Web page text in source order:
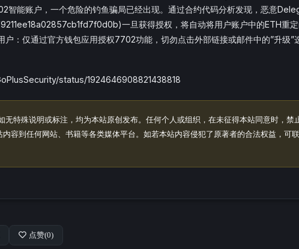
智能账户，一个危险的钓鱼骗局已经出现。通过合约代码分析发现，恶意
一旦获得授权，将自动将用户账户中的ETH重
户：仅通过官方钱包应用授权7702功能，切勿点击外部链接或邮件中的”升级”
status/1924646908821438818
无特殊说明或标注，均为本站原创发布。任何个人或组织，在未征得本站同意时，禁
容到任何网站、书籍等各类媒体平台。如若本站内容侵犯了原著者的合法权益，可
点赞(0)